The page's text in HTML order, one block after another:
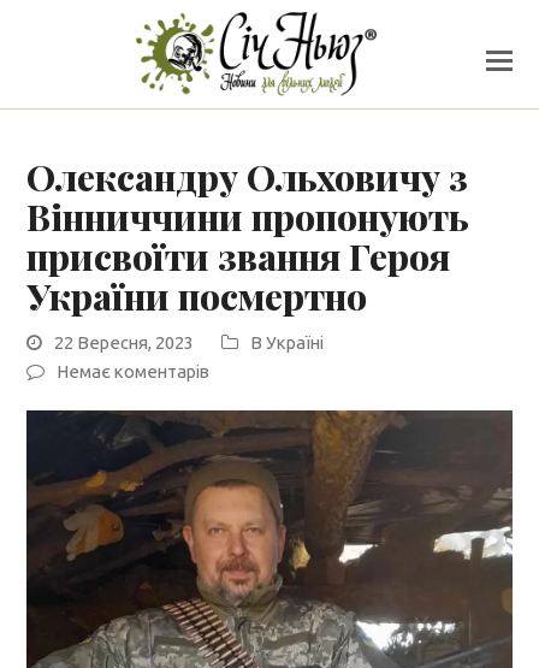
Олександру Ольховичу з
Вінниччини пропонують
присвоїти звання Героя
України посмертно
22 Вересня, 2023
В Україні
Немає коментарів